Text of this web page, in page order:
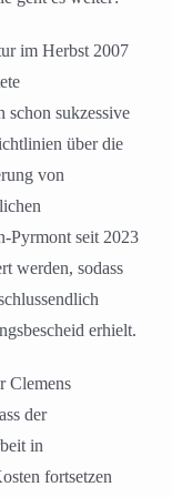
im Herbst 2007
schon sukzessive
über die
von
Pyrmont seit 2023
werden, sodass
erhielt.
Clemens
der
in
fortsetzen